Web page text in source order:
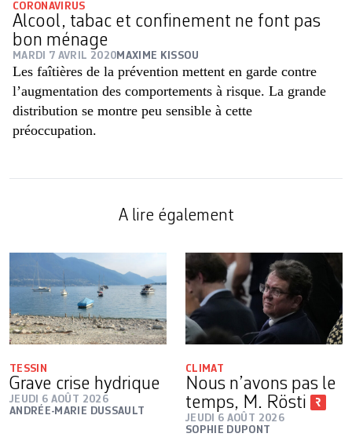
CORONAVIRUS
Alcool, tabac et confinement ne font pas
bon ménage
MARDI 7 AVRIL 2020 MAXIME KISSOU
Les faîtières de la prévention mettent en garde contre
l’augmentation des comportements à risque. La grande
distribution se montre peu sensible à cette
préoccupation.
A lire également
TESSIN
Grave crise hydrique
JEUDI 6 AOÛT 2026
ANDRÉE-MARIE DUSSAULT
CLIMAT
Nous n’avons pas le
temps, M. Rösti
JEUDI 6 AOÛT 2026
SOPHIE DUPONT